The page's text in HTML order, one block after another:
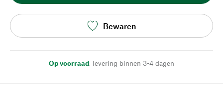
Bewaren
Op voorraad, levering binnen 3-4 dagen